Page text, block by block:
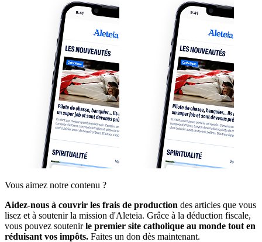
Vous aimez notre contenu ?
Aidez-nous à couvrir les frais de production des articles que vous
lisez et à soutenir la mission d'Aleteia. Grâce à la déduction fiscale,
vous pouvez soutenirle premier site catholique au monde tout en
réduisant vos impôts. Faites un don dès maintenant.